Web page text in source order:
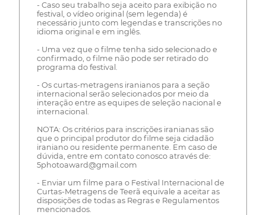
- Caso seu trabalho seja aceito para exibição no
festival, o vídeo original (sem legenda) é
necessário junto com legendas e transcrições no
idioma original e em inglês.
- Uma vez que o filme tenha sido selecionado e
confirmado, o filme não pode ser retirado do
programa do festival.
- Os curtas-metragens iranianos para a seção
internacional serão selecionados por meio da
interação entre as equipes de seleção nacional e
internacional.
NOTA: Os critérios para inscrições iranianas são
que o principal produtor do filme seja cidadão
iraniano ou residente permanente. Em caso de
dúvida, entre em contato conosco através de:
5photoaward@gmail.com
- Enviar um filme para o Festival Internacional de
Curtas-Metragens de Teerã equivale a aceitar as
disposições de todas as Regras e Regulamentos
mencionados.